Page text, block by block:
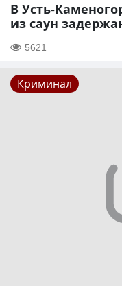
В Усть-
из саун
5621
Криминал